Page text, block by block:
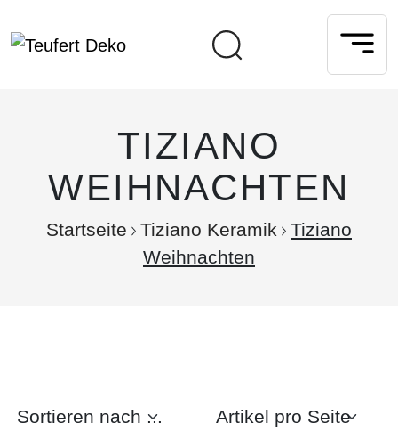
TIZIANO
WEIHNACHTEN
Startseite Tiziano Keramik
Tiziano
Weihnachten